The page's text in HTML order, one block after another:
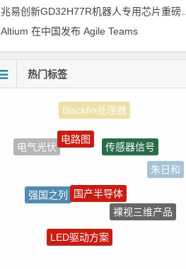
兆易创新GD32H77R机器人专用芯片重磅亮相，精准赋能伺服驱动与关节控制
Altium 在中国发布 Agile Teams
热门标签
电气光伏
电路图
传感器信号
朱日和
裸视三维产品
树莓派-Raspberry Pi
LED驱动方案